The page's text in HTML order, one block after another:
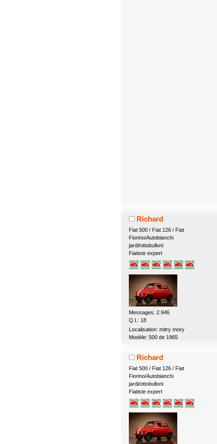
Richard
Fiat 500 / Fiat 126 / Fiat
Fiorino/Autobianchi
jardi/ottobulloni
Fiatiste expert
Messages: 2.946
Q.I.: 18
Localisation: mitry mory
Modèle: 500 de 1965
Richard
Fiat 500 / Fiat 126 / Fiat
Fiorino/Autobianchi
jardi/ottobulloni
Fiatiste expert